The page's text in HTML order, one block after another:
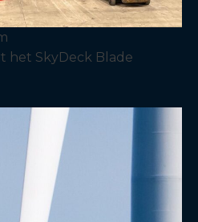
het SkyDeck Blade